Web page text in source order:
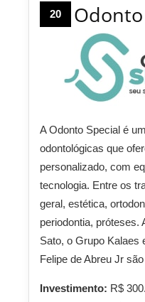
20
A Odonto Special é
odontológicas que
personalizado, com
tecnologia. Entre os
geral, estética,
periodontia, próteses.
Sato, o Grupo Kalaes
Felipe de Abreu Jr
Investimento: R$